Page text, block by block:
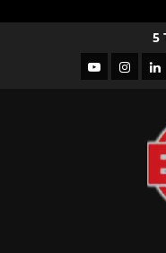
5
YouTube